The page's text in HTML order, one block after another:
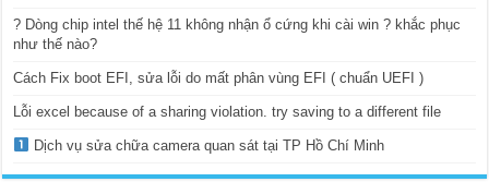
? Dòng chip intel thế hệ 11 không nhận ổ cứng khi cài win ? khắc phục
như thế nào?
Cách Fix boot EFI, sửa lỗi do mất phân vùng EFI ( chuẩn UEFI )
Lỗi excel because of a sharing violation. try saving to a different file
Dịch vụ sửa chữa camera quan sát tại TP Hồ Chí Minh